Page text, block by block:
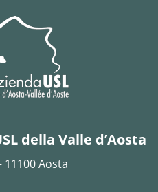
della Valle d’Aosta
11100 Aosta